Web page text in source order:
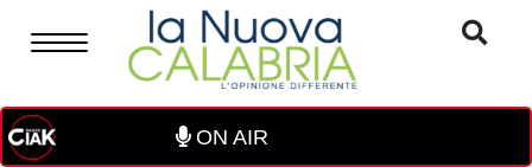
ON AIR